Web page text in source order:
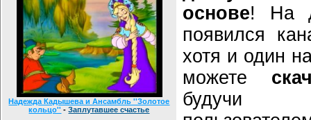
Надежда Кадышева и Ансамбль ''Золотое
кольцо'' -Заплутавшее счастье
основе! На
появился
хотя и один
можете
будучи